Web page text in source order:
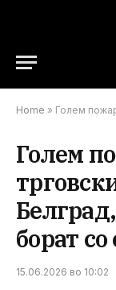
Home » Голем пожар
Голем
борат со
15.06.2026 во 10:02